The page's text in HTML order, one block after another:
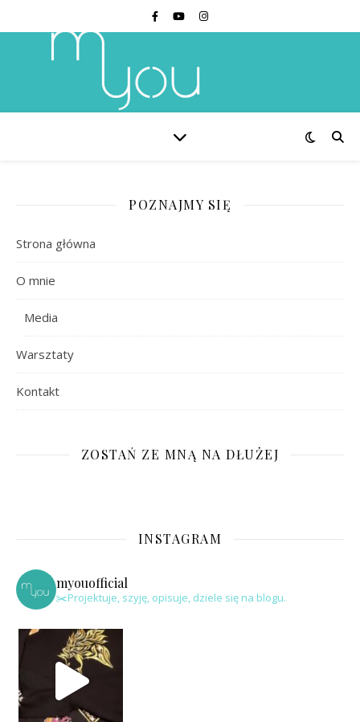
POZNAJMY SIĘ
Strona główna
O mnie
Media
Warsztaty
Kontakt
ZOSTAŃ ZE MNĄ NA DŁUŻEJ
INSTAGRAM
myouofficial
✂️Projektuje, szyję, opisuje, dziele się na blogu.